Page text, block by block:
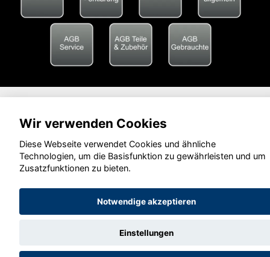
Wir verwenden Cookies
Diese Webseite verwendet Cookies und ähnliche
Technologien, um die Basisfunktion zu gewährleisten und um
Zusatzfunktionen zu bieten.
Notwendige akzeptieren
Einstellungen